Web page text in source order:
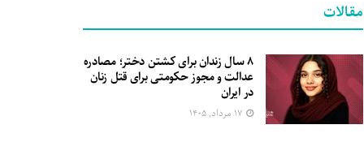
مقالات
۸ سال زندان برای کشتن دختر؛ مصادره
عدالت و مجوز حکومتی برای قتل زنان
در ایران